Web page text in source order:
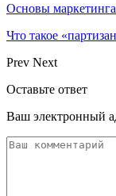
Основы маркетинга
Что такое
Prev Next
Оставьте ответ
Ваш электронный